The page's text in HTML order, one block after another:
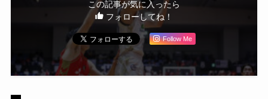
この記事が気に入ったら
フォローしてね！
Follow Me